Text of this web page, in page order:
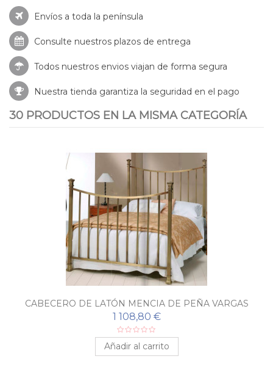
Envíos a toda la península
Consulte nuestros plazos de entrega
Todos nuestros envios viajan de forma segura
Nuestra tienda garantiza la seguridad en el pago
30 PRODUCTOS EN LA MISMA CATEGORÍA
CABECERO DE LATÓN MENCIA DE PEÑA VARGAS
1 108,80 €
Añadir al carrito